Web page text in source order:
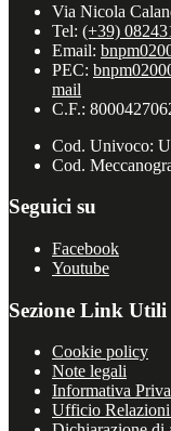
Via Nicola
Tel: (+39)
Email:
PEC:
mail
C.F.:
Cod. Univoco:
Cod.
Seguici su
Facebook
Youtube
Sezione Link Utili
Cookie policy
Note legali
Informativa
Ufficio